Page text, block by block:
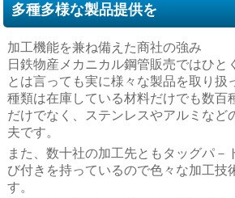
多種多様な製品提供を
加工機能を兼ね備えた商社の強み
日鉄物産メカニカル鋼管販売ではひと
とは言っても実に様々な製品を取り扱
種類は在庫している材料だけでも数百
だけでなく、ステンレスやアルミなど
夫です。
また、数十社の加工先ともタッグパ－
び付きを持っているので色々な加工技
す。